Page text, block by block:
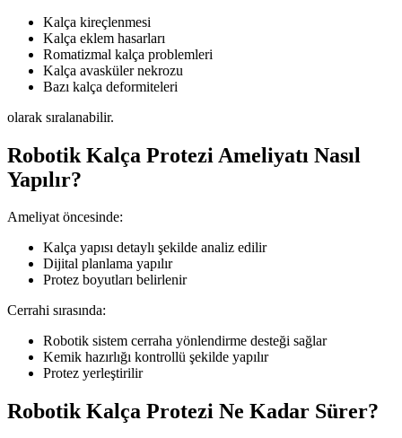
Kalça kireçlenmesi
Kalça eklem hasarları
Romatizmal kalça problemleri
Kalça avasküler nekrozu
Bazı kalça deformiteleri
olarak sıralanabilir.
Robotik Kalça Protezi Ameliyatı Nasıl
Yapılır?
Ameliyat öncesinde:
Kalça yapısı detaylı şekilde analiz edilir
Dijital planlama yapılır
Protez boyutları belirlenir
Cerrahi sırasında:
Robotik sistem cerraha yönlendirme desteği sağlar
Kemik hazırlığı kontrollü şekilde yapılır
Protez yerleştirilir
Robotik Kalça Protezi Ne Kadar Sürer?